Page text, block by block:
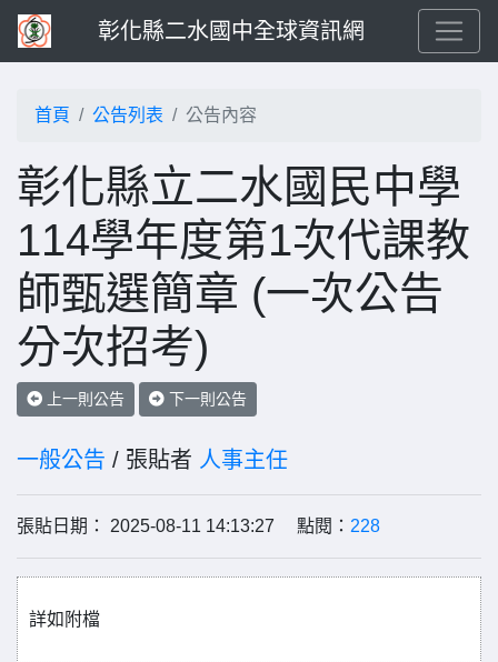
彰化縣二水國中全球資訊網
首頁 公告列表 公告內容
彰化縣立二水國民中學
114學年度第1次代課教
師甄選簡章 (一次公告
分次招考)
上一則公告 下一則公告
一般公告 / 張貼者 人事主任
張貼日期： 2025-08-11 14:13:27 點閱： 228
詳如附檔